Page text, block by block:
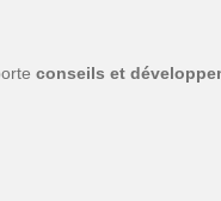
conseils et